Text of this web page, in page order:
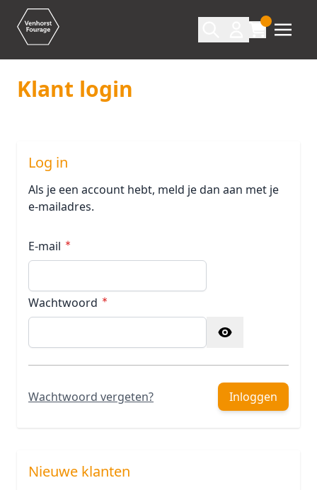
Ga naar de inhoud
Klant login
Log in
Als je een account hebt, meld je dan aan met je
e-mailadres.
E-mail
Wachtwoord
Inloggen
Wachtwoord vergeten?
Nieuwe klanten